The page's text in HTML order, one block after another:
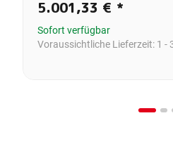
5.001,33 € *
Sofort verfügbar
Voraussichtliche Lieferzeit: 1 -